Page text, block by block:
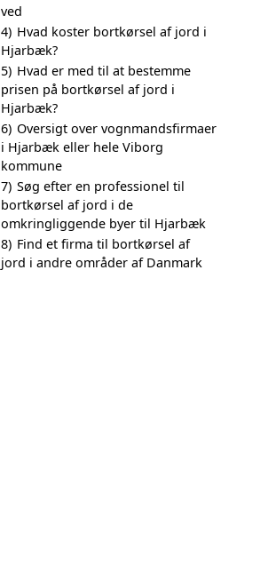
ved
4) Hvad koster bortkørsel af jord i
Hjarbæk?
5) Hvad er med til at bestemme
prisen på bortkørsel af jord i
Hjarbæk?
6) Oversigt over vognmandsfirmaer
i Hjarbæk eller hele Viborg
kommune
7) Søg efter en professionel til
bortkørsel af jord i de
omkringliggende byer til Hjarbæk
8) Find et firma til bortkørsel af
jord i andre områder af Danmark